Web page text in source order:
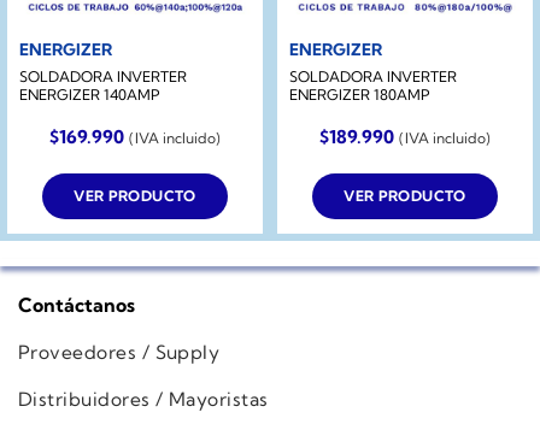
ENERGIZER
SOLDADORA INVERTER
ENERGIZER 140AMP
$169.990 (IVA incluido)
VER PRODUCTO
ENERGIZER
SOLDADORA INVERTER
ENERGIZER 180AMP
$189.990 (IVA incluido)
VER PRODUCTO
Contáctanos
Proveedores / Supply
Distribuidores / Mayoristas